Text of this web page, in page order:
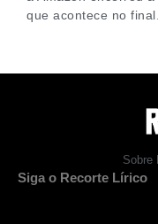
que acontece no final.
Sobre
Siga o Recorte Lírico